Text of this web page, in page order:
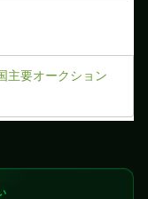
主要オークション